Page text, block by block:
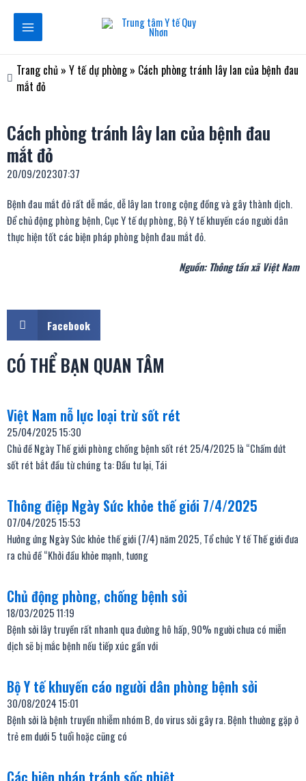
Main
Menu
Trang chủ » Y tế dự phòng» Cách phòng tránh lây lan của bệnh đau
mắt đỏ
Cách phòng tránh lây lan của bệnh đau
mắt đỏ
20/09/202307:37
Bệnh đau mắt đỏ rất dễ mắc, dễ lây lan trong cộng đồng và gây thành dịch.
Để chủ động phòng bệnh, Cục Y tế dự phòng, Bộ Y tế khuyến cáo người dân
thực hiện tốt các biện pháp phòng bệnh đau mắt đỏ.
Nguồn: Thông tấn xã Việt Nam
Facebook
CÓ THỂ BẠN QUAN TÂM
Việt Nam nỗ lực loại trừ sốt rét
25/04/202515:30
Chủ đề Ngày Thế giới phòng chống bệnh sốt rét 25/4/2025 là “Chấm dứt
sốt rét bắt đầu từ chúng ta: Đầu tư lại, Tái
Thông điệp Ngày Sức khỏe thế giới 7/4/2025
07/04/202515:53
Hưởng ứng Ngày Sức khỏe thế giới (7/4) năm 2025, Tổ chức Y tế Thế giới đưa
ra chủ đề “Khởi đầu khỏe mạnh, tương
Chủ động phòng, chống bệnh sởi
18/03/202511:19
Bệnh sởi lây truyền rất nhanh qua đường hô hấp, 90% người chưa có miễn
dịch sẽ bị mắc bệnh nếu tiếp xúc gần với
Bộ Y tế khuyến cáo người dân phòng bệnh sởi
30/08/202415:01
Bệnh sởi là bệnh truyền nhiễm nhóm B, do virus sởi gây ra. Bệnh thường gặp ở
trẻ em dưới 5 tuổi hoặc cũng có
Các biện pháp tránh sốc nhiệt